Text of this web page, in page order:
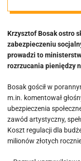
Krzysztof Bosak ostro
zabezpieczeniu
prowadzi to
rozrzucania pieniędzy
Bosak gościł w
m.in. komentował
ubezpieczenia
zawód artystyczny,
Koszt regulacji dla
milionów złotych